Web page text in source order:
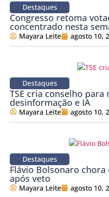
Destaques
Congresso retoma
concentrado nesta
Mayara Leite agosto 10,
Destaques
TSE cria conselho
desinformação e IA
Mayara Leite agosto 10,
Destaques
Flávio Bolsonaro
após veto
Mayara Leite agosto 10,